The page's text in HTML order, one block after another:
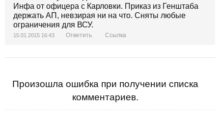
Инфа от офицера с Карловки. Приказ из Генштаба
держать АП, невзирая ни на что. Сняты любые
ограничения для ВСУ.
15.01.2015 16:43 Ответить Ссылка
Произошла ошибка при получении списка
комментариев.